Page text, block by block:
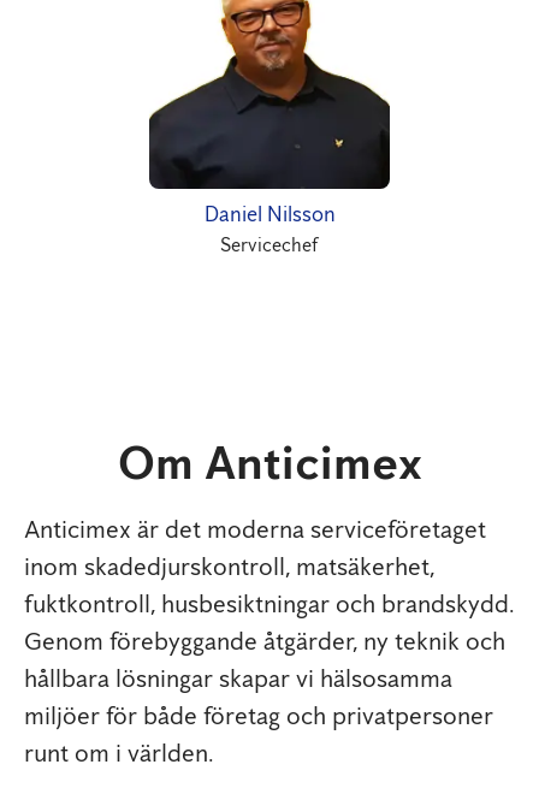
Daniel Nilsson
Servicechef
Om Anticimex
Anticimex är det moderna serviceföretaget
inom skadedjurskontroll, matsäkerhet,
fuktkontroll, husbesiktningar och brandskydd.
Genom förebyggande åtgärder, ny teknik och
hållbara lösningar skapar vi hälsosamma
miljöer för både företag och privatpersoner
runt om i världen.